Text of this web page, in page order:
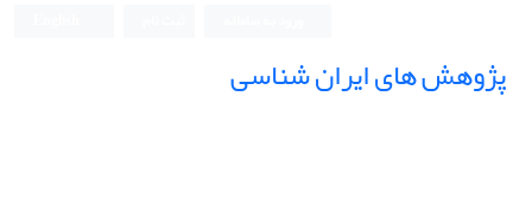
پژوهش های ایران شناسی